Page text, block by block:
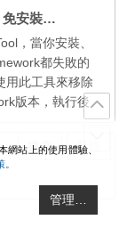
顯示，演奏中可
直接把歌曲匯
wanmp 下載→
.NET Framework Cleanup Tool 2017.11.21 免安裝，微軟 .NET Framework移除工具
，當你安裝、
都失敗的
用此工具來移除
版本，執行後
包括檔案、資料
已知的修正程
精靈式使用者介
搜索 登錄
網站上的使用體驗、
管理…